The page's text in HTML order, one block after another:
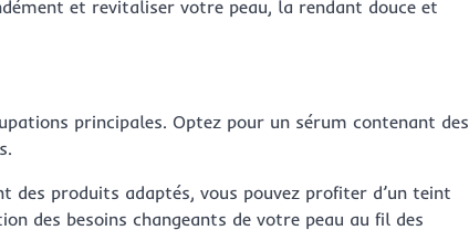
et revitaliser votre peau, la rendant douce et
principales. Optez pour un sérum contenant des
produits adaptés, vous pouvez profiter d’un teint
des besoins changeants de votre peau au fil des